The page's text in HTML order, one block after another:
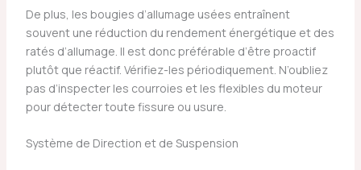
De plus, les bougies d’allumage usées entraînent
souvent une réduction du rendement énergétique et des
ratés d’allumage. Il est donc préférable d’être proactif
plutôt que réactif. Vérifiez-les périodiquement. N’oubliez
pas d’inspecter les courroies et les flexibles du moteur
pour détecter toute fissure ou usure.
Système de Direction et de Suspension